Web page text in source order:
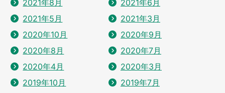
2021年8月
2021年6月
2021年5月
2021年3月
2020年10月
2020年9月
2020年8月
2020年7月
2020年4月
2020年3月
2019年10月
2019年7月